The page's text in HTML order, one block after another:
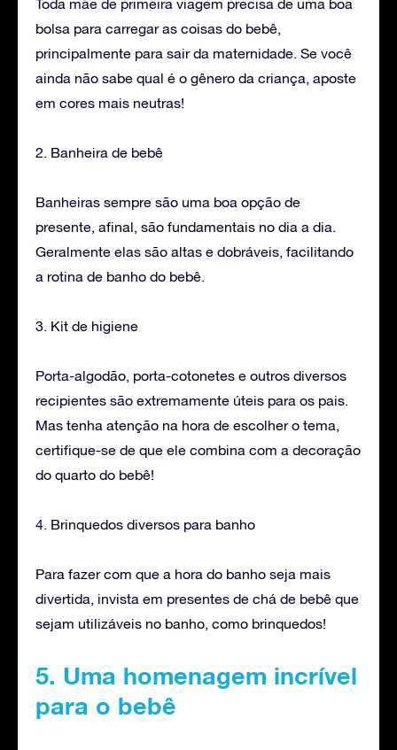
Toda mãe de primeira viagem precisa de uma boa
bolsa para carregar as coisas do bebê,
principalmente para sair da maternidade. Se você
ainda não sabe qual é o gênero da criança, aposte
em cores mais neutras!
2. Banheira de bebê
Banheiras sempre são uma boa opção de
presente, afinal, são fundamentais no dia a dia.
Geralmente elas são altas e dobráveis, facilitando
a rotina de banho do bebê.
3. Kit de higiene
Porta-algodão, porta-cotonetes e outros diversos
recipientes são extremamente úteis para os pais.
Mas tenha atenção na hora de escolher o tema,
certifique-se de que ele combina com a decoração
do quarto do bebê!
4. Brinquedos diversos para banho
Para fazer com que a hora do banho seja mais
divertida, invista em presentes de chá de bebê que
sejam utilizáveis no banho, como brinquedos!
5. Uma homenagem incrível
para o bebê